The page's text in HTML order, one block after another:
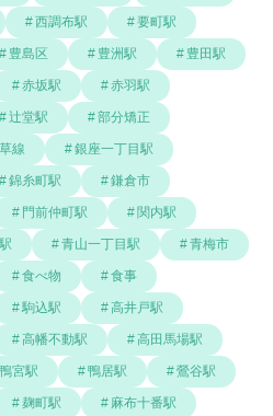
西調布駅 要町駅
豊島区 豊洲駅 豊田駅
赤坂駅 赤羽駅
辻堂駅 部分矯正
線 銀座一丁目駅
錦糸町駅 鎌倉市
門前仲町駅 関内駅
青山一丁目駅 青梅市
食べ物 食事
駒込駅 高井戸駅
高幡不動駅 高田馬場駅
鴨宮駅 鴨居駅 鶯谷駅
麹町駅 麻布十番駅